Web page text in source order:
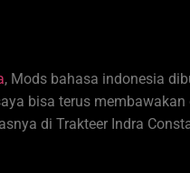
, Mods bahasa indonesia
bisa terus
di Trakteer Indra